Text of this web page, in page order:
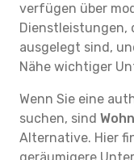
verfügen über
Dienstleistungen,
ausgelegt sind,
Nähe wichtiger
Wenn Sie eine
suchen, sind
Alternative. Hier